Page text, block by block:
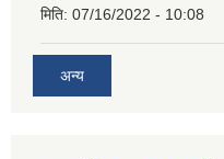
मिति: 07/16/2022 - 10:08
अन्य